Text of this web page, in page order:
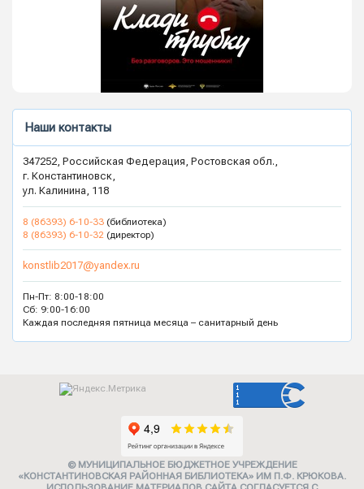
Наши контакты
347252, Российская Федерация, Ростовская обл.,
г. Константиновск,
ул. Калинина, 118
8 (86393) 6-10-33 (библиотека)
8 (86393) 6-10-32 (директор)
konstlib2017@yandex.ru
Пн-Пт: 8:00-18:00
Сб: 9:00-16:00
Каждая последняя пятница месяца – санитарный день
© МУНИЦИПАЛЬНОЕ БЮДЖЕТНОЕ УЧРЕЖДЕНИЕ
«КОНСТАНТИНОВСКАЯ РАЙОННАЯ БИБЛИОТЕКА» ИМ П.Ф. КРЮКОВА.